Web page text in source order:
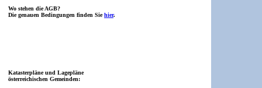
Wo stehen die AGB?
Die genauen Bedingungen finden Siehier.
Katasterpläne und Lagepläne
österreichischen Gemeinden: